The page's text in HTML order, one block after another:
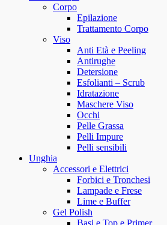
Corpo
Epilazione
Trattamento Corpo
Viso
Anti Età e Peeling
Antirughe
Detersione
Esfolianti – Scrub
Idratazione
Maschere Viso
Occhi
Pelle Grassa
Pelli Impure
Pelli sensibili
Unghia
Accessori e Elettrici
Forbici e Tronchesi
Lampade e Frese
Lime e Buffer
Gel Polish
Basi e Top e Primer